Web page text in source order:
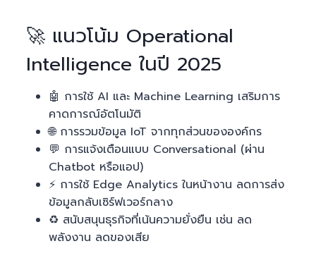
🚀 แนวโน้ม Operational
Intelligence ในปี 2025
🤖 การใช้ AI และ Machine Learning เสริมการ
คาดการณ์อัตโนมัติ
🌐 การรวมข้อมูล IoT จากทุกส่วนขององค์กร
💬 การแจ้งเตือนแบบ Conversational (ผ่าน
Chatbot หรือแอป)
⚡ การใช้ Edge Analytics ในหน้างาน ลดการส่ง
ข้อมูลกลับเซิร์ฟเวอร์กลาง
♻️ สนับสนุนธุรกิจที่เน้นความยั่งยืน เช่น ลด
พลังงาน ลดของเสีย